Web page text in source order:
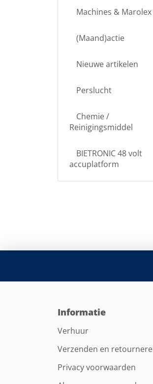
Machines & Marolex
(Maand)actie
Nieuwe artikelen
Perslucht
Chemie /
Reinigingsmiddel
BIETRONIC 48 volt
accuplatform
Informatie
Verhuur
Verzenden en
Privacy voorwaarden